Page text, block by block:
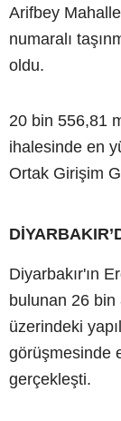
Arifbey
numaralı
oldu.
20 bin 556,81
ihalesinde en
Ortak Girişim
Diyarbakır'ın
bulunan 26 bin
üzerindeki
görüşmesinde
gerçekleşti.